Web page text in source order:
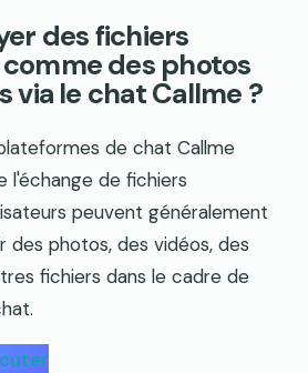
des fichiers
des photos
via le chat Callme ?
de chat Callme
l'échange de fichiers
peuvent généralement
des photos, des vidéos, des
fichiers dans le cadre de